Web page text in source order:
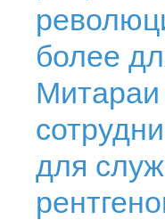
более
Митараи
для